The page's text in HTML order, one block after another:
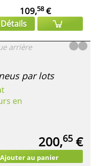
109,58€
Détails
arrière
par lots
en
200,65 €
Ajouter au panier